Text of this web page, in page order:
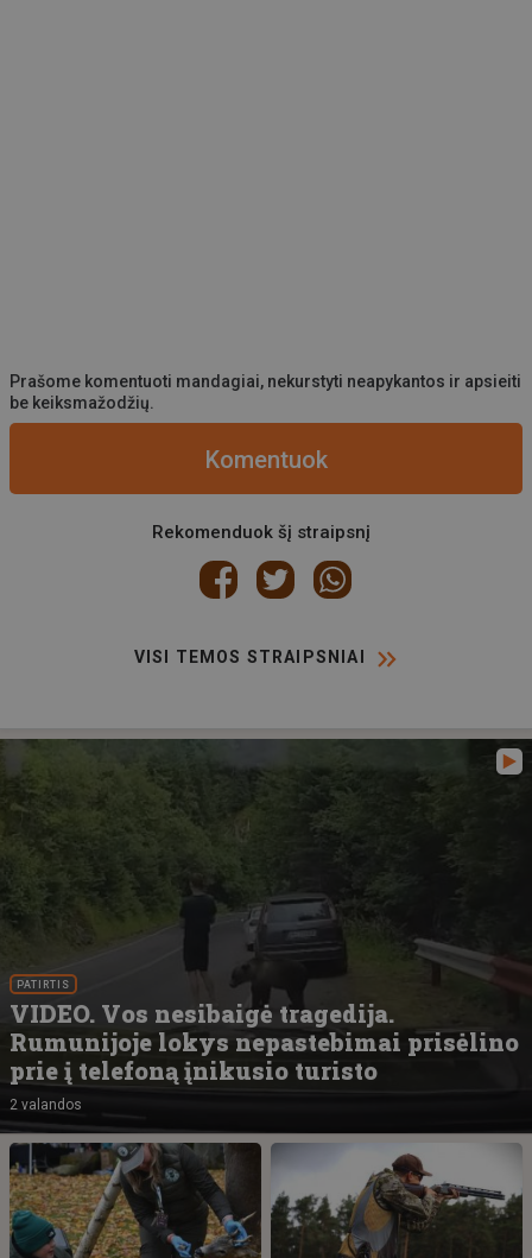
Prašome komentuoti mandagiai, nekurstyti neapykantos ir apsieiti
be keiksmažodžių.
Komentuok
Rekomenduok šį straipsnį
VISI TEMOS STRAIPSNIAI
PATIRTIS
VIDEO. Vos nesibaigė tragedija.
Rumunijoje lokys nepastebimai prisėlino
prie į telefoną įnikusio turisto
2 valandos